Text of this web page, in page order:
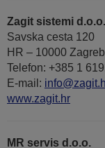
Zagit sistemi d.o.o.
Savska cesta 120
HR – 10000 Zagreb
Telefon: +385 1
E-mail:
www.zagit.hr
MR servis d.o.o.